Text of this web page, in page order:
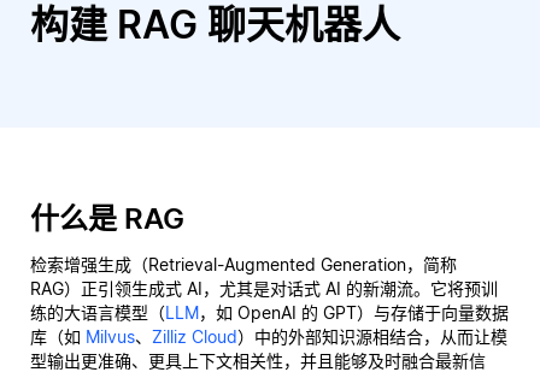
构建 RAG 聊天机器人
什么是 RAG
检索增强生成（Retrieval-Augmented Generation，简称
RAG）正引领生成式 AI，尤其是对话式 AI 的新潮流。它将预训
练的大语言模型（LLM，如 OpenAI 的 GPT）与存储于向量数据
库（如 Milvus、 Zilliz Cloud）中的外部知识源相结合，从而让模
型输出更准确、更具上下文相关性，并且能够及时融合最新信